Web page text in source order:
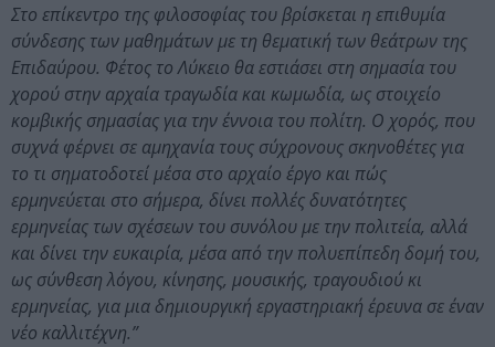
Στο επίκεντρο της φιλοσοφίας του βρίσκεται η επιθυμία
σύνδεσης των μαθημάτων με τη θεματική των θεάτρων της
Επιδαύρου. Φέτος το Λύκειο θα εστιάσει στη σημασία του
χορού στην αρχαία τραγωδία και κωμωδία, ως στοιχείο
κομβικής σημασίας για την έννοια του πολίτη. Ο χορός, που
συχνά φέρνει σε αμηχανία τους σύχρονους σκηνοθέτες για
το τι σηματοδοτεί μέσα στο αρχαίο έργο και πώς
ερμηνεύεται στο σήμερα, δίνει πολλές δυνατότητες
ερμηνείας των σχέσεων του συνόλου με την πολιτεία, αλλά
και δίνει την ευκαιρία, μέσα από την πολυεπίπεδη δομή του,
ως σύνθεση λόγου, κίνησης, μουσικής, τραγουδιού κι
ερμηνείας, για μια δημιουργική εργαστηριακή έρευνα σε έναν
νέο καλλιτέχνη.”